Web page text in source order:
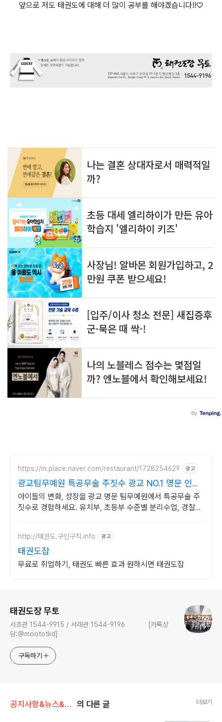
앞으로 저도 태권도에 대해 더 많이 공부를 해야겠습니다!!♡
https://m.place.naver.com/restaurant/1728254629 광고
광교팀무예원 특공무술 주짓수 광교 NO.1 명문 인기
도장
아이들의 변화, 성장을 광교 명문 팀무예원에서 특공무술 주
짓수로 경험하세요. 유치부, 초등부 수준별 분리수업, 경찰가
http://태권도.구인구직.info 광고
태권도잡
무료로 취업하기, 태권도 빠른 효과 원하시면 태권도잡
태권도장 무토
서초관 1544-9915 / 서래관 1544-9196 [카톡상
담:@moototkd]
구독하기
공지사항&뉴스&행사 의 다른 글 더보기